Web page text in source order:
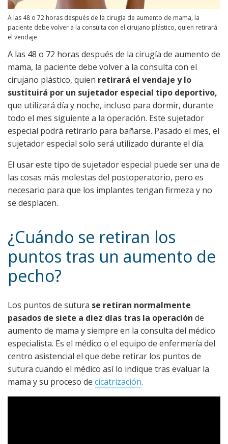
A las 48 o 72 horas después de la cirugía de aumento de mama, la
paciente debe volver a la consulta con el cirujano plástico, quien retirará
el vendaje
A las 48 o 72 horas después de la cirugía de aumento de
mama, la paciente debe volver a la consulta con el
cirujano plástico, quien retirará el vendaje y lo
sustituirá por un sujetador especial tipo deportivo,
que utilizará día y noche, incluso para dormir, durante
todo el mes siguiente a la operación. Este sujetador
especial podrá retirarlo para bañarse. Pasado el mes, el
sujetador especial solo será utilizado durante el día.
El usar este tipo de sujetador especial puede ser una de
las cosas más molestas del postoperatorio, pero es
necesario para que los implantes tengan firmeza y no
se desplacen.
¿Cuándo se retiran los
puntos tras un aumento de
pecho?
Los puntos de sutura se retiran normalmente
pasados de siete a diez días tras la operación de
aumento de mama y siempre en la consulta del médico
especialista. Es el médico o el equipo de enfermería del
centro asistencial el que debe retirar los puntos de
sutura cuando el médico así lo indique tras evaluar la
mama y su proceso de cicatrización.